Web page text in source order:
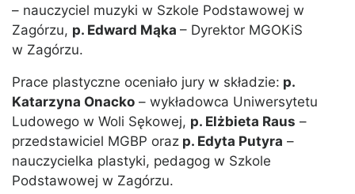
– nauczyciel muzyki w Szkole Podstawowej w
Zagórzu, p. Edward Mąka – Dyrektor MGOKiS
w Zagórzu.
Prace plastyczne oceniało jury w składzie: p.
Katarzyna Onacko – wykładowca Uniwersytetu
Ludowego w Woli Sękowej, p. Elżbieta Raus –
przedstawiciel MGBP oraz p. Edyta Putyra –
nauczycielka plastyki, pedagog w Szkole
Podstawowej w Zagórzu.